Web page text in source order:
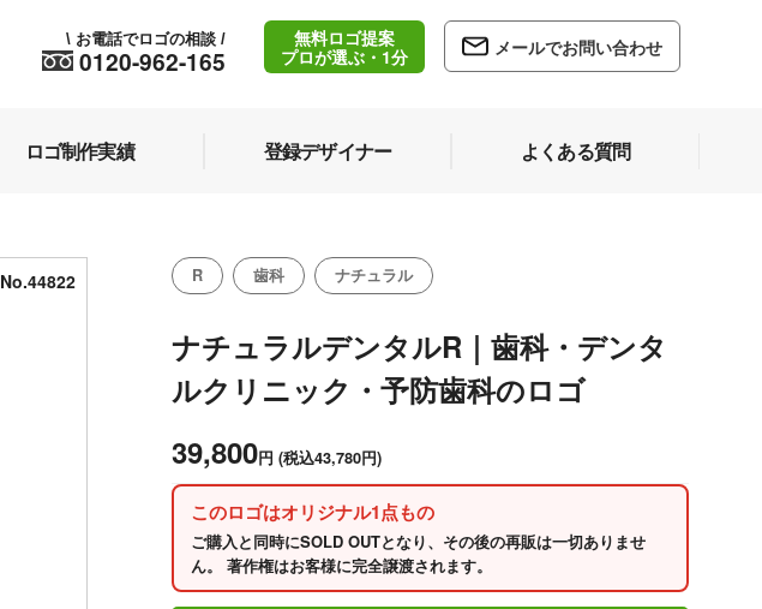
0120-962-165
\ お電話でロゴの相談 /
無料ロゴ提案
プロが選ぶ・1分
メールでお問い合わせ
ロゴ制作実績 登録デザイナー よくある質問
No.44822 R 歯科 ナチュラル
ナチュラルデンタルR｜歯科・デンタ
ルクリニック・予防歯科のロゴ
39,800円 (税込43,780円)
このロゴはオリジナル1点もの
ご購入と同時にSOLD OUTとなり、その後の再販は一切ありませ
ん。 著作権はお客様に完全譲渡されます。